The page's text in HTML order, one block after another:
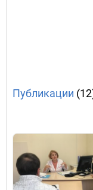
Публикации